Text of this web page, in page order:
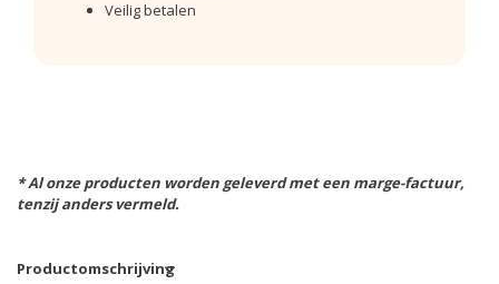
Veilig betalen
* Al onze producten worden geleverd met een marge-factuur,
tenzij anders vermeld.
Productomschrijving